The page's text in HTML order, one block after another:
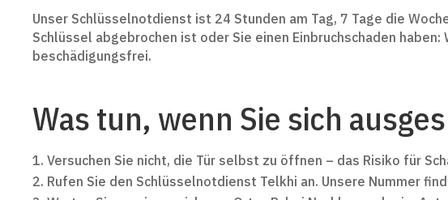
Unser Schlüsselnotdienst ist 24 Stunden am Tag, 7 Tage die
Schlüssel abgebrochen ist oder Sie einen Einbruchschaden
beschädigungsfrei.
Was tun, wenn Sie sich
Versuchen Sie nicht, die Tür selbst zu öffnen – das Risiko für
Rufen Sie den Schlüsselnotdienst Telkhi an. Unsere Nummer